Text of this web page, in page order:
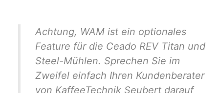
Achtung, WAM ist ein optionales
Feature für die Ceado REV Titan und
Steel-Mühlen. Sprechen Sie im
Zweifel einfach Ihren Kundenberater
von KaffeeTechnik Seubert darauf